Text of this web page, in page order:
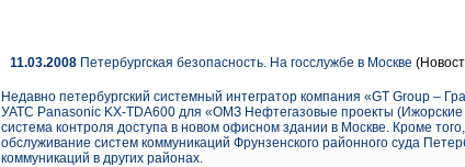
11.03.2008 Петербургская безопасность. На госслужбе в Москве
Недавно петербургский системный интегратор компания «GT Group –
УАТС Panasonic KX-TDA600 для «ОМЗ Нефтегазовые проекты
система контроля доступа в новом офисном здании в Москве. Кроме
обслуживание систем коммуникаций Фрунзенского районного суда
коммуникаций в других районах.